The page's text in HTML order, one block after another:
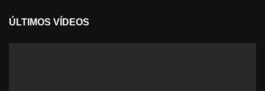
ÚLTIMOS VÍDEOS